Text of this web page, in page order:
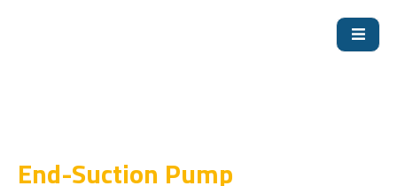
End-Suction Pump